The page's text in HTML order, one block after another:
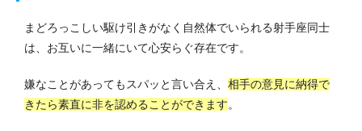
まどろっこしい駆け引きがなく自然体でいられる射手座同士
は、お互いに一緒にいて心安らぐ存在です。
嫌なことがあってもスパッと言い合え、 相手の意見に納得で
きたら素直に非を認めることができます。